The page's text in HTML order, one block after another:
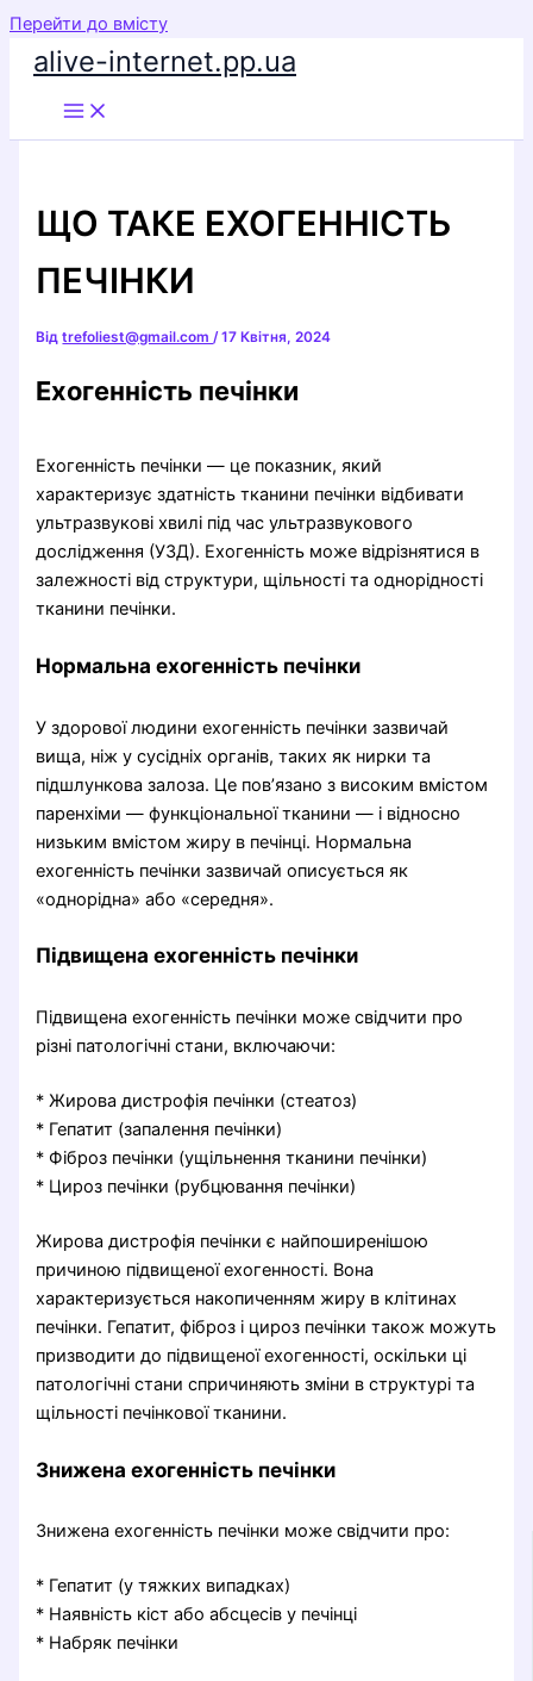
Перейти до вмісту
alive-internet.pp.ua
ЩО ТАКЕ ЕХОГЕННІСТЬ
ПЕЧІНКИ
Відtrefoliest@gmail.com/17 Квітня, 2024
Ехогенність печінки
Ехогенність печінки — це показник, який
характеризує здатність тканини печінки відбивати
ультразвукові хвилі під час ультразвукового
дослідження (УЗД). Ехогенність може відрізнятися в
залежності від структури, щільності та однорідності
тканини печінки.
Нормальна ехогенність печінки
У здорової людини ехогенність печінки зазвичай
вища, ніж у сусідніх органів, таких як нирки та
підшлункова залоза. Це пов’язано з високим вмістом
паренхіми — функціональної тканини — і відносно
низьким вмістом жиру в печінці. Нормальна
ехогенність печінки зазвичай описується як
«однорідна» або «середня».
Підвищена ехогенність печінки
Підвищена ехогенність печінки може свідчити про
різні патологічні стани, включаючи:
* Жирова дистрофія печінки (стеатоз)
* Гепатит (запалення печінки)
* Фіброз печінки (ущільнення тканини печінки)
* Цироз печінки (рубцювання печінки)
Жирова дистрофія печінки є найпоширенішою
причиною підвищеної ехогенності. Вона
характеризується накопиченням жиру в клітинах
печінки. Гепатит, фіброз і цироз печінки також можуть
призводити до підвищеної ехогенності, оскільки ці
патологічні стани спричиняють зміни в структурі та
щільності печінкової тканини.
Знижена ехогенність печінки
Знижена ехогенність печінки може свідчити про:
* Гепатит (у тяжких випадках)
* Наявність кіст або абсцесів у печінці
* Набряк печінки